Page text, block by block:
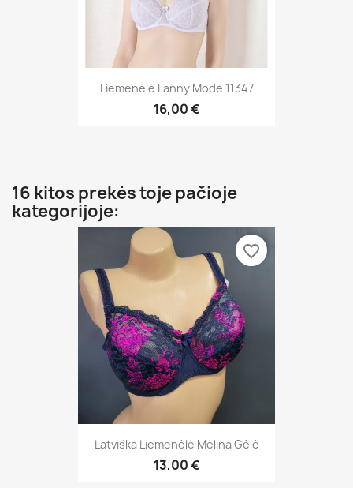
Liemenėlė Lanny Mode 11347
16,00 €
16 kitos prekės toje pačioje
kategorijoje:
Latviška Liemenėlė Mėlina Gėlė
13,00 €
favorite_border